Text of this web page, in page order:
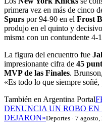
primera vez en más de cinco
Spurs por 94-90 en el Frost
produjo en el quinto y
misma con un contundente 4-
La figura del encuentro fue
impresionante cifra de 45
MVP de las Finales.
«Es todo lo que siempre
También en Argentina Portal
DENUNCIA UN ROBO
DEJARON»Deportes · 7 agosto,